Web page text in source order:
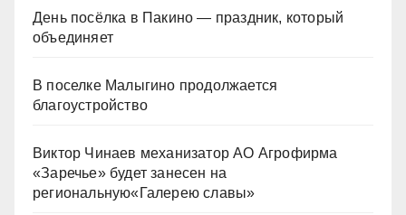
День посёлка в Пакино — праздник, который
объединяет
В поселке Малыгино продолжается
благоустройство
Виктор Чинаев механизатор АО Агрофирма
«Заречье» будет занесен на
региональную«Галерею славы»